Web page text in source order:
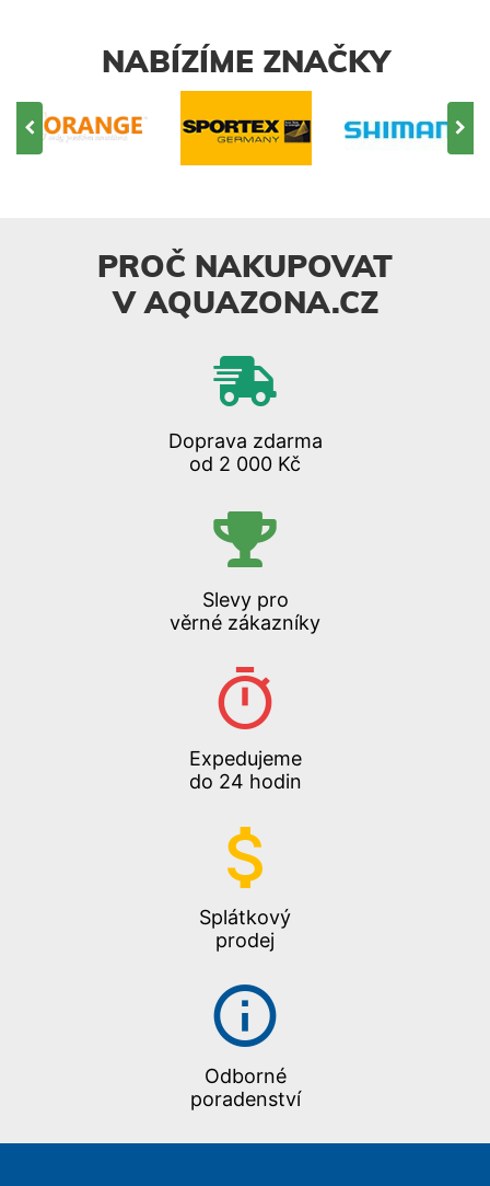
NABÍZÍME ZNAČKY
PROČ NAKUPOVAT
V AQUAZONA.CZ
Doprava zdarma
od 2 000 Kč
Slevy pro
věrné zákazníky
Expedujeme
do 24 hodin
Splátkový
prodej
Odborné
poradenství